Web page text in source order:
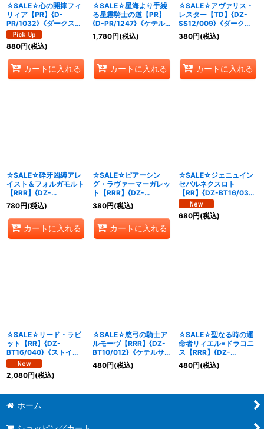
☆SALE☆心の開捧フィ
リィア【PR】{D-
PR/1032}《ダークステ
イツ》
880円(税込)
カートに入れる
☆SALE☆星海より手繰
る星霧騎士の道【PR】
{D-PR/1247}《ケテル
サンクチュアリ》
1,780円(税込)
カートに入れる
☆SALE☆アヴァリス・
レスター【TD】{DZ-
SS12/009}《ダークス
テイツ》
380円(税込)
カートに入れる
☆SALE☆砕牙凶縛アレ
イスト＆フォルガモルト
【RRR】{DZ-
SS16/027}《ドラゴン
エンパイア/ブラントゲ
ート》
780円(税込)
カートに入れる
☆SALE☆ピアーシン
グ・ラヴァーマーガレッ
ト【RRR】{DZ-
BT13/009}《ブラント
ゲート》
380円(税込)
カートに入れる
☆SALE☆ジェニュイン
セパルネクスロト
【RR】{DZ-BT16/039}
《ストイケイア》
680円(税込)
☆SALE☆リード・ラビ
ット【RR】{DZ-
BT16/040}《ストイケ
イア》
2,080円(税込)
☆SALE☆悠弓の騎士ア
ルモーヴ【RRR】{DZ-
BT10/012}《ケテルサン
クチュアリ》
480円(税込)
☆SALE☆聖なる時の運
命者リィエル=ドラコニ
ス【RRR】{DZ-
BT10/010}《ケテルサン
クチュアリ》
480円(税込)
ホーム